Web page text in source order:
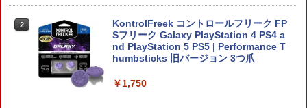
3 Nintendo Switch 2(日本語・国内専用)
￥55,491
3
【純正品】ディスクドライブ(CFI-ZDD1
J) PlayStation 5
￥11,980
3
【純正品】Xbox ワイヤレス コントロー
ラー (カーボンブラック)
￥8,020
3
【Amazon.co.jp限定】劇場版モノノ怪
第三章 蛇神 (Amazon.co.jp限定オリジ
ナル三方背収納ケース付きコレクション)
(オリジナル特典:オリジナル巾着＋メー
り来たる！スタジオ描き下ろしイラスト
2 Switch2用 温度モニターファン
￥3,224
2
KontrolFreek コントロールフリーク FP
Sフリーク Galaxy PlayStation 4 PS4 a
nd PlayStation 5 PS5 | Performance T
humbsticks 旧バージョン 3つ爪
￥1,750